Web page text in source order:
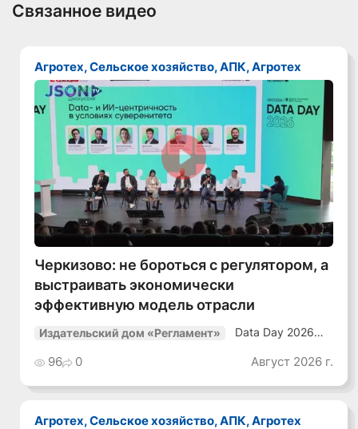
Связанное видео
Агротех, Сельское хозяйство, АПК, Агротех
Смотреть видео
Черкизово: не бороться с регулятором, а
выстраивать экономически
эффективную модель отрасли
Издательский дом «Регламент»
Data Day 2026
Как сохранять
уверенный курс
среде»
96 0 Август 2026 г.
Агротех, Сельское хозяйство, АПК, Агротех